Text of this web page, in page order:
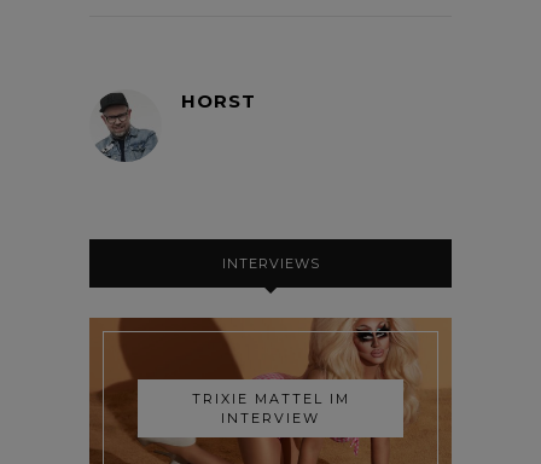
HORST
INTERVIEWS
TRIXIE MATTEL IM
INTERVIEW